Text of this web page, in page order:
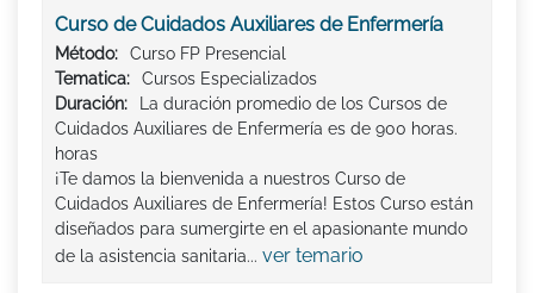
Curso de Cuidados Auxiliares de Enfermería
Método:
Curso FP Presencial
Tematica:
Cursos Especializados
Duración:
La duración promedio de los Cursos de
Cuidados Auxiliares de Enfermería es de 900 horas.
horas
¡Te damos la bienvenida a nuestros Curso de
Cuidados Auxiliares de Enfermería! Estos Curso están
diseñados para sumergirte en el apasionante mundo
de la asistencia sanitaria... ver temario